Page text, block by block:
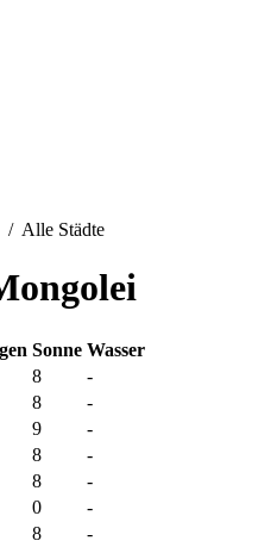
/ Alle Städte
Sonne Wasser
8
-
8
-
9
-
8
-
8
-
0
-
8
-